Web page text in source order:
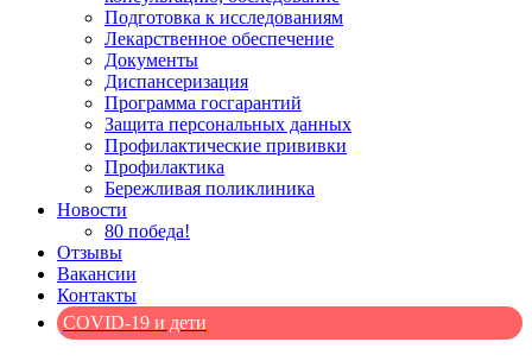
Подготовка к исследованиям
Лекарственное обеспечение
Документы
Диспансеризация
Программа госгарантий
Защита персональных данных
Профилактические прививки
Профилактика
Бережливая поликлиника
Новости
80 победа!
Отзывы
Вакансии
Контакты
COVID-19 и дети